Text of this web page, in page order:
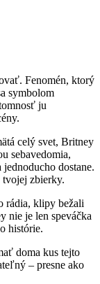
Fenomén, ktorý
symbolom
ju
celý svet, Britney
sebavedomia,
dostane.
tvojej zbierky.
rádia, klipy bežali
nie je len speváčka
histórie.
doma kus tejto
– presne ako